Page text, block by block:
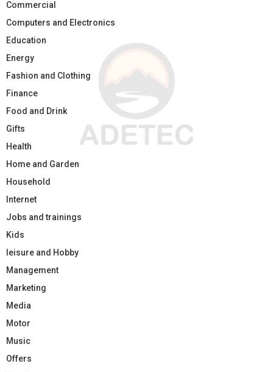
Commercial
Computers and Electronics
Education
Energy
Fashion and Clothing
Finance
Food and Drink
Gifts
Health
Home and Garden
Household
Internet
Jobs and trainings
Kids
leisure and Hobby
Management
Marketing
Media
Motor
Music
Offers